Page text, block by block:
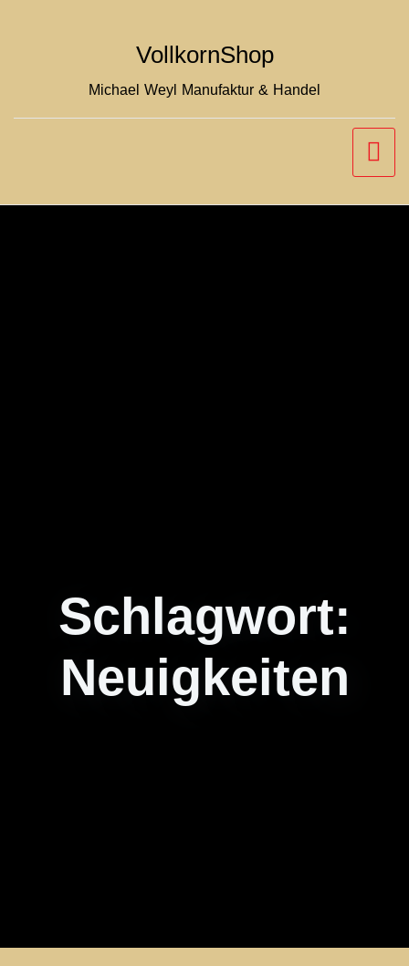
VollkornShop
Michael Weyl Manufaktur & Handel
Schlagwort:
Neuigkeiten